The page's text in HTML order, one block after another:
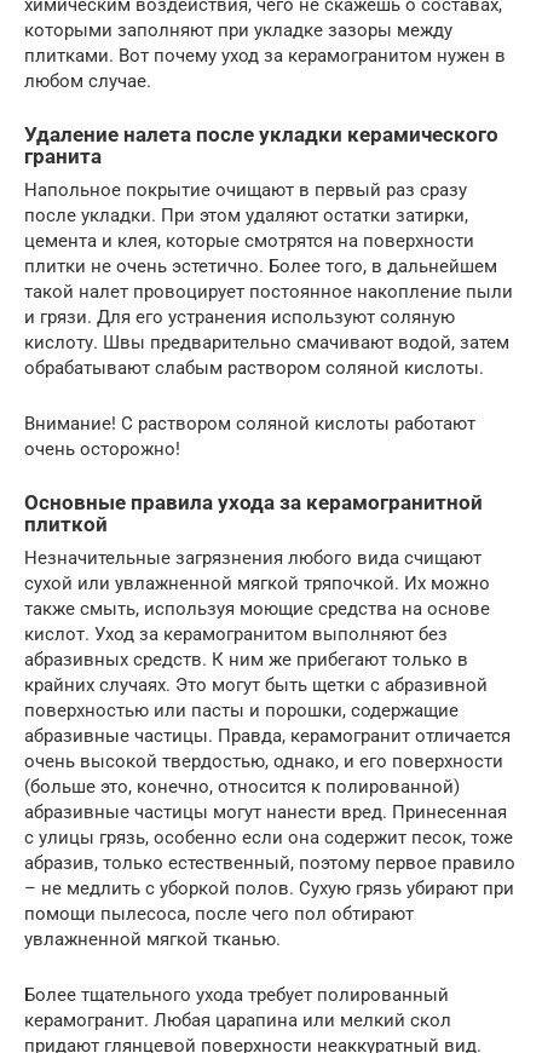
химическим воздействия, чего не скажешь о составах,
которыми заполняют при укладке зазоры между
плитками. Вот почему уход за керамогранитом нужен в
любом случае.
Удаление налета после укладки керамического
гранита
Напольное покрытие очищают в первый раз сразу
после укладки. При этом удаляют остатки затирки,
цемента и клея, которые смотрятся на поверхности
плитки не очень эстетично. Более того, в дальнейшем
такой налет провоцирует постоянное накопление пыли
и грязи. Для его устранения используют соляную
кислоту. Швы предварительно смачивают водой, затем
обрабатывают слабым раствором соляной кислоты.
Внимание! С раствором соляной кислоты работают
очень осторожно!
Основные правила ухода за керамогранитной
плиткой
Незначительные загрязнения любого вида счищают
сухой или увлажненной мягкой тряпочкой. Их можно
также смыть, используя моющие средства на основе
кислот. Уход за керамогранитом выполняют без
абразивных средств. К ним же прибегают только в
крайних случаях. Это могут быть щетки с абразивной
поверхностью или пасты и порошки, содержащие
абразивные частицы. Правда, керамогранит отличается
очень высокой твердостью, однако, и его поверхности
(больше это, конечно, относится к полированной)
абразивные частицы могут нанести вред. Принесенная
с улицы грязь, особенно если она содержит песок, тоже
абразив, только естественный, поэтому первое правило
– не медлить с уборкой полов. Сухую грязь убирают при
помощи пылесоса, после чего пол обтирают
увлажненной мягкой тканью.
Более тщательного ухода требует полированный
керамогранит. Любая царапина или мелкий скол
придают глянцевой поверхности неаккуратный вид.